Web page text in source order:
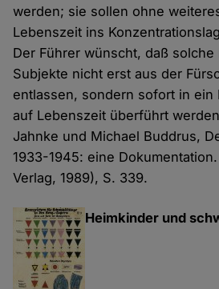
werden; sie sollen ohne
Lebenszeit ins
Der Führer wünscht, daß
Subjekte nicht erst aus der
entlassen, sondern sofort in ein
auf Lebenszeit überführt
Jahnke und Michael Buddrus,
1933-1945: eine
Verlag, 1989), S. 339.
Heimkinder und